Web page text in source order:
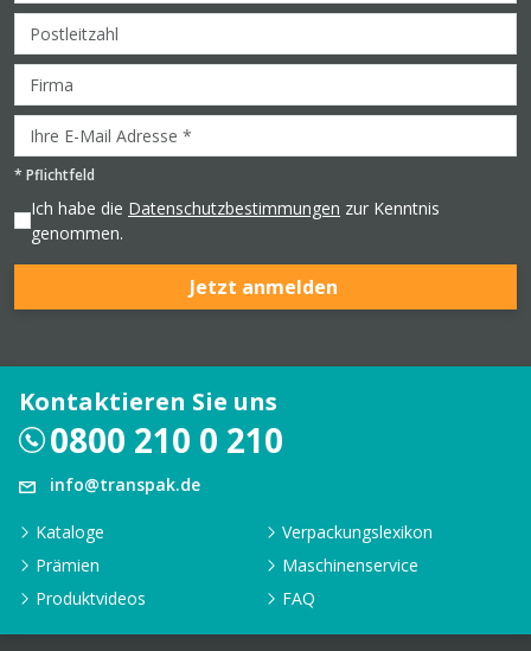
* Pflichtfeld
Ich habe die Datenschutzbestimmungen zur Kenntnis
genommen.
Jetzt anmelden
Kontaktieren Sie uns
0800 210 0 210
info@transpak.de
Kataloge
Verpackungslexikon
Prämien
Maschinenservice
Produktvideos
FAQ